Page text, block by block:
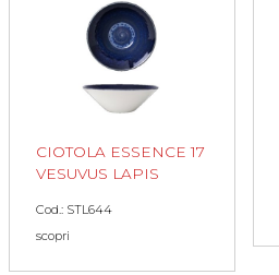
CIOTOLA ESSENCE 17
VESUVUS LAPIS
Cod.: STL644
scopri